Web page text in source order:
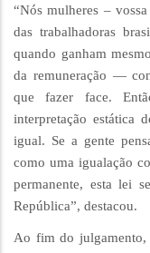
“Nós mulheres –
das trabalhadoras
quando ganham
da remuneração —
que fazer face.
interpretação estática
igual. Se a gente
como uma igualação
permanente, esta lei
República”, destacou.
Ao fim do